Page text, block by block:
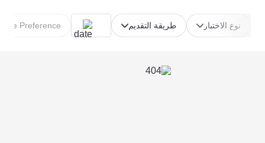
نوع الاختبار طريقة التقديم Preference